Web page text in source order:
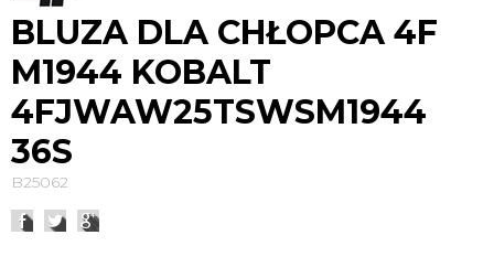
BLUZA DLA CHŁOPCA 4F
M1944 KOBALT
4FJWAW25TSWSM1944
36S
B25062